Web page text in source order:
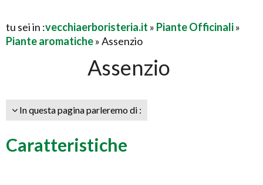
tu sei in :vecchiaerboristeria.it » Piante Officinali»
Piante aromatiche» Assenzio
Assenzio
In questa pagina parleremo di :
Caratteristiche